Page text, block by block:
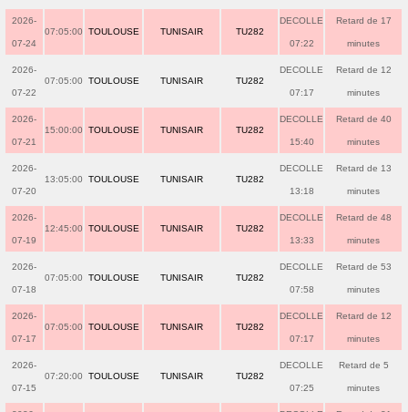
2026-
07-24
07:05:00 TOULOUSE TUNISAIR TU282
DECOLLE
07:22
Retard de 17
minutes
2026-
07-22
07:05:00 TOULOUSE TUNISAIR TU282
DECOLLE
07:17
Retard de 12
minutes
2026-
07-21
15:00:00 TOULOUSE TUNISAIR TU282
DECOLLE
15:40
Retard de 40
minutes
2026-
07-20
13:05:00 TOULOUSE TUNISAIR TU282
DECOLLE
13:18
Retard de 13
minutes
2026-
07-19
12:45:00 TOULOUSE TUNISAIR TU282
DECOLLE
13:33
Retard de 48
minutes
2026-
07-18
07:05:00 TOULOUSE TUNISAIR TU282
DECOLLE
07:58
Retard de 53
minutes
2026-
07-17
07:05:00 TOULOUSE TUNISAIR TU282
DECOLLE
07:17
Retard de 12
minutes
2026-
07-15
07:20:00 TOULOUSE TUNISAIR TU282
DECOLLE
07:25
Retard de 5
minutes